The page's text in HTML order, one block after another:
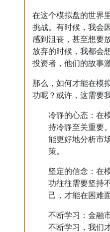
在这个模拟盘的世界
挑战。有时候，我会
感到沮丧，甚至想要
放弃的时候，我都会
投资者，他们的故事
那么，如何才能在模
功呢？或许，这需要
冷静的心态：在
持冷静至关重要
能更好地分析市
策。
坚定的信念：在
功往往需要坚持
己，才能在困难
不断学习：金融
不断学习，我们